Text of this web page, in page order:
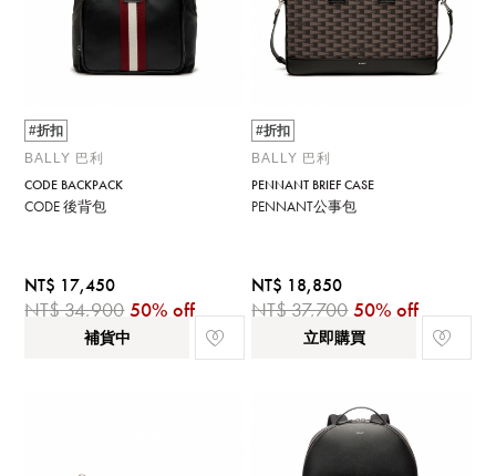
#折扣
BALLY 巴利
CODE BACKPACK
CODE 後背包
NT$ 17,450
NT$ 34,900 50% off
補貨中
#折扣
BALLY 巴利
PENNANT BRIEF CASE
PENNANT公事包
NT$ 18,850
NT$ 37,700 50% off
立即購買